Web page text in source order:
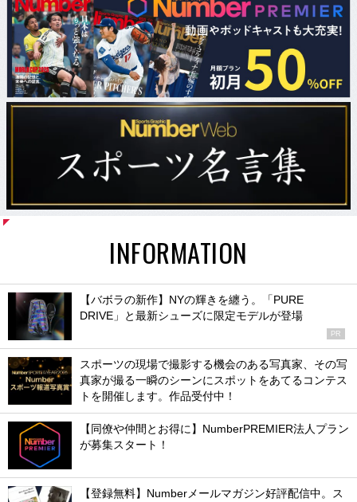
INFORMATION
【バボラの新作】NYの輝きを纏う。「PURE
DRIVE」と最新シューズに限定モデルが登場
PR
スポーツの現場で撮影する機会のある写真家、その写
真家が撮る一瞬のシーンにスポットをあてるコンテス
トを開催します。作品受付中！
【同僚や仲間とお得に】NumberPREMIER法人プラン
が募集スタート！
【登録無料】Numberメールマガジン好評配信中。ス